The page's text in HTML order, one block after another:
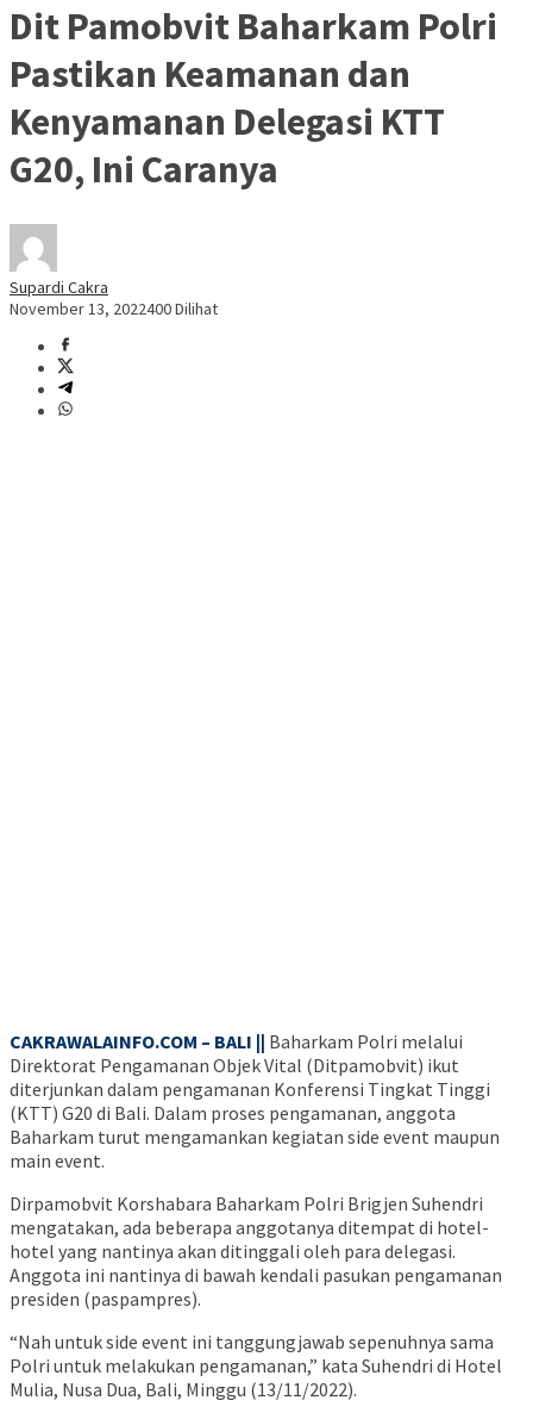
Dit Pamobvit Baharkam Polri
Pastikan Keamanan dan
Kenyamanan Delegasi KTT
G20, Ini Caranya
Supardi Cakra
November 13, 2022400 Dilihat
CAKRAWALAINFO.COM – BALI || Baharkam Polri melalui
Direktorat Pengamanan Objek Vital (Ditpamobvit) ikut
diterjunkan dalam pengamanan Konferensi Tingkat Tinggi
(KTT) G20 di Bali. Dalam proses pengamanan, anggota
Baharkam turut mengamankan kegiatan side event maupun
main event.
Dirpamobvit Korshabara Baharkam Polri Brigjen Suhendri
mengatakan, ada beberapa anggotanya ditempat di hotel-
hotel yang nantinya akan ditinggali oleh para delegasi.
Anggota ini nantinya di bawah kendali pasukan pengamanan
presiden (paspampres).
“Nah untuk side event ini tanggungjawab sepenuhnya sama
Polri untuk melakukan pengamanan,” kata Suhendri di Hotel
Mulia, Nusa Dua, Bali, Minggu (13/11/2022).